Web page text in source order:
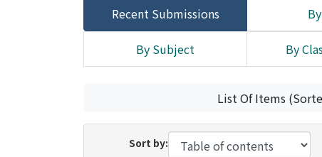
Recent Submissions
By Subject By
List Of Items
Sort by: